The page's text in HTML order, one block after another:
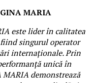
MARIA
este lider în calitatea
singurul operator
internaționale. Prin
unică în
MARIA demonstrează